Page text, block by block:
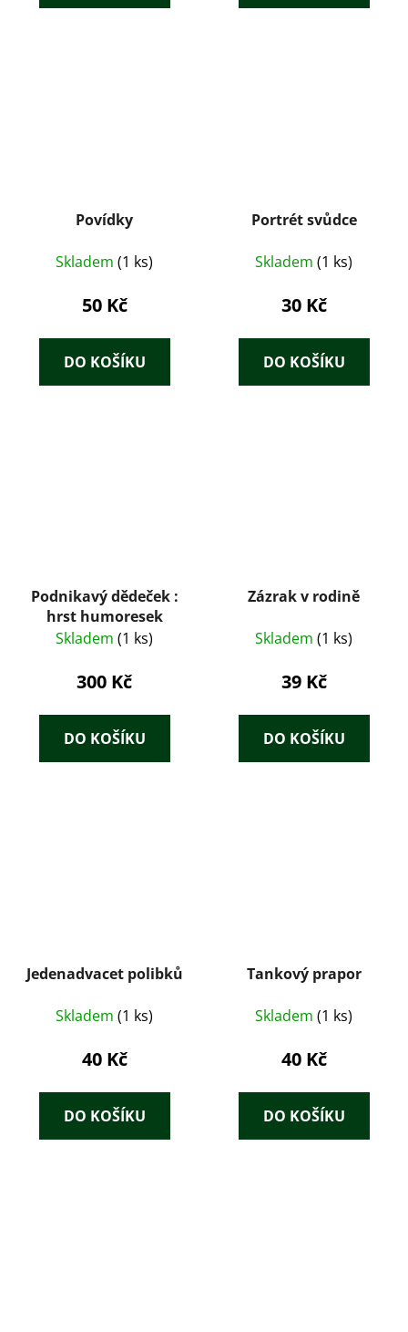
Povídky
Skladem (1 ks)
50 Kč
DO KOŠÍKU
Portrét svůdce
Skladem (1 ks)
30 Kč
DO KOŠÍKU
Podnikavý dědeček :
hrst humoresek
Skladem (1 ks)
300 Kč
DO KOŠÍKU
Zázrak v rodině
Skladem (1 ks)
39 Kč
DO KOŠÍKU
Jedenadvacet polibků
Skladem (1 ks)
40 Kč
DO KOŠÍKU
Tankový prapor
Skladem (1 ks)
40 Kč
DO KOŠÍKU